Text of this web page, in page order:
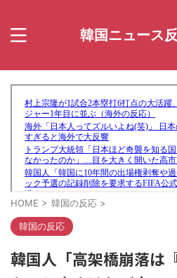
韓国ニュース
HOME > 韓国の反応 >
韓国の反応
韓国人「高架橋崩落は